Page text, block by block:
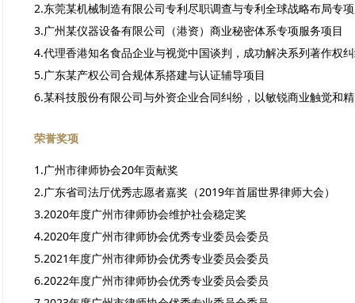
2.东莞某机械制造有限公司专利尽职调查与专利全球战略布局专
3.广州某仪器设备有限公司（港资）商业秘密体系专项服务项目
4.代理香港知名食品企业与视觉中国谈判，成功解决系列著作权
5.广东某产权公司合规体系搭建与认证辅导项目
6.某科技股份有限公司与外资企业合同纠纷，以敏锐商业触觉和
荣誉奖项
1 .广州市律师协会20年贡献奖
2.广东省司法厅优秀志愿者嘉奖（2019年首届世界律师大会）
3.2020年度广州市律师协会维护社会稳定奖
4.2020年度广州市律师协会优秀专业委员会委员
5.2021年度广州市律师协会优秀专业委员会委员
6.2022年度广州市律师协会优秀专业委员会委员